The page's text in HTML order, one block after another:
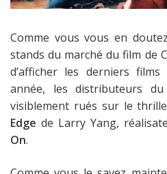
Comme vous vous en
stands du marché du film de
d’afficher les derniers films
année, les distributeurs
visiblement rués sur le
Edge de Larry Yang,
On.